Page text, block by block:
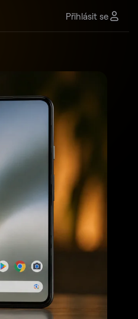
Přihlásit se